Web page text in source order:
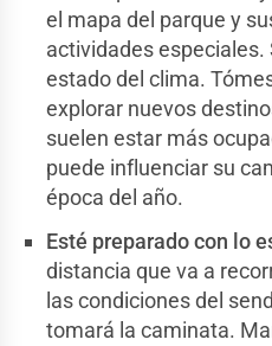
el mapa del parque y
actividades especiales.
estado del clima.
explorar nuevos
suelen estar más
puede influenciar su
época del año.
Esté preparado con lo
distancia que va a
las condiciones del
tomará la caminata.